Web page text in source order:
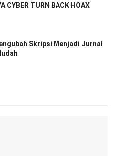
CYBER TURN BACK HOAX
Skripsi Menjadi Jurnal